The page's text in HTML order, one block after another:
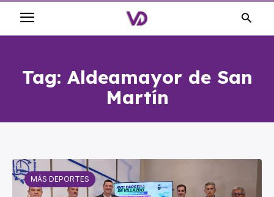
Tag: Aldeamayor de San
Martín
MÁS DEPORTES